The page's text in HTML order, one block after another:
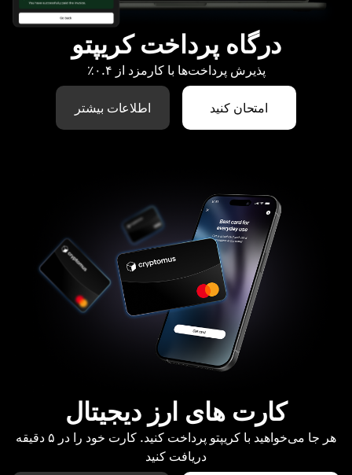
درگاه پرداخت کریپتو
پذیرش پرداخت‌ها با کارمزد از ۰.۴٪
امتحان کنید اطلاعات بیشتر
کارت های ارز دیجیتال
هر جا می‌خواهید با کریپتو پرداخت کنید. کارت خود را در ۵ دقیقه
دریافت کنید